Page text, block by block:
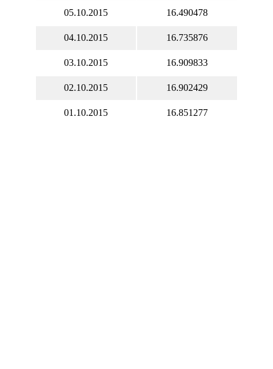
05.10.2015 16.490478
04.10.2015 16.735876
03.10.2015 16.909833
02.10.2015 16.902429
01.10.2015 16.851277